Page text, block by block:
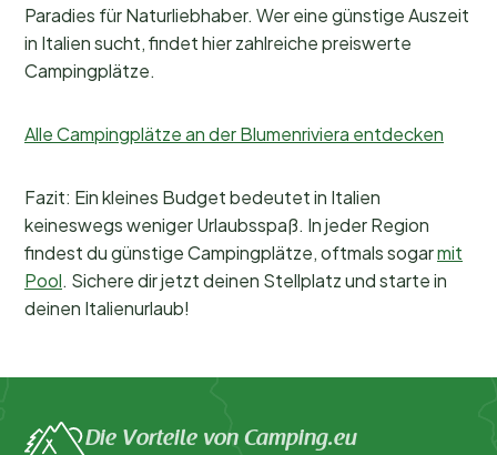
Paradies für Naturliebhaber. Wer eine günstige Auszeit
in Italien sucht, findet hier zahlreiche preiswerte
Campingplätze.
Alle Campingplätze an der Blumenriviera entdecken
Fazit: Ein kleines Budget bedeutet in Italien
keineswegs weniger Urlaubsspaß. In jeder Region
findest du günstige Campingplätze, oftmals sogarmit
Pool. Sichere dir jetzt deinen Stellplatz und starte in
deinen Italienurlaub!
Die Vorteile von Camping.eu